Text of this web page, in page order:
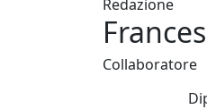
Redazione
Collaboratore